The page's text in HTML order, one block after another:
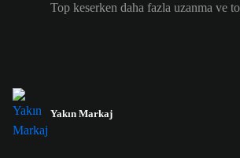
Top keserken daha fazla uzanma ve
Yakın Markaj